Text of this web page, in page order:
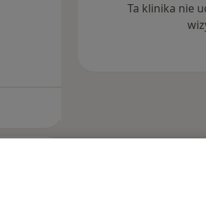
Ta klinika nie